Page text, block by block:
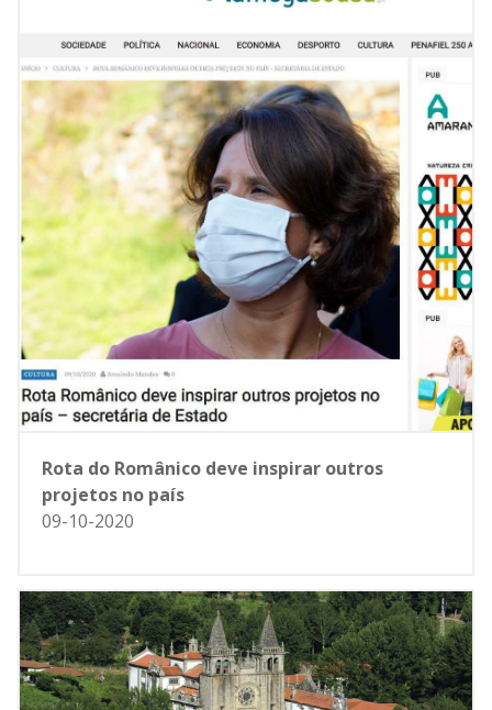
Rota do Românico deve inspirar outros
projetos no país
09-10-2020